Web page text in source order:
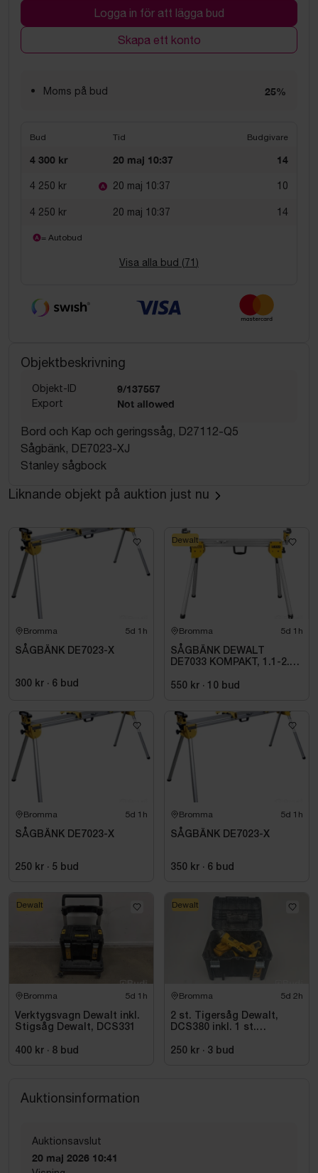
Logga in för att lägga bud
Skapa ett konto
Moms på bud 25%
Bud Tid Budgivare
4 300 kr 20 maj 10:37 14
4 250 kr 20 maj 10:37 10
4 250 kr 20 maj 10:37 14
= Autobud
Visa alla bud (71 )
Objektbeskrivning
Objekt-ID 9/137557
Export Not allowed
Bord och Kap och geringssåg, D27112-Q5
Sågbänk, DE7023-XJ
Stanley sågbock
Liknande objekt på auktion just nu
Bromma 5d 1h
SÅGBÄNK DE7023-X
300 kr · 6 bud
Bromma 5d 1h
SÅGBÄNK DEWALT
DE7033 KOMPAKT, 1.1-2.5
550 kr · 10 bud
Dewalt
Bromma 5d 1h
SÅGBÄNK DE7023-X
250 kr · 5 bud
Bromma 5d 1h
SÅGBÄNK DE7023-X
350 kr · 6 bud
Bromma 5d 1h
Verktygsvagn Dewalt inkl.
Stigsåg Dewalt, DCS331
400 kr · 8 bud
Dewalt
Bromma 5d 2h
2 st. Tigersåg Dewalt,
DCS380 inkl. 1 st.
250 kr · 3 bud
Dewalt
Auktionsinformation
Auktionsavslut
20 maj 2026 10:41